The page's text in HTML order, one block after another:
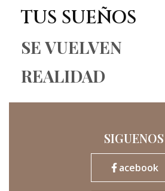
TUS SUEÑOS
SE VUELVEN
REALIDAD
SIGUENOS
acebook